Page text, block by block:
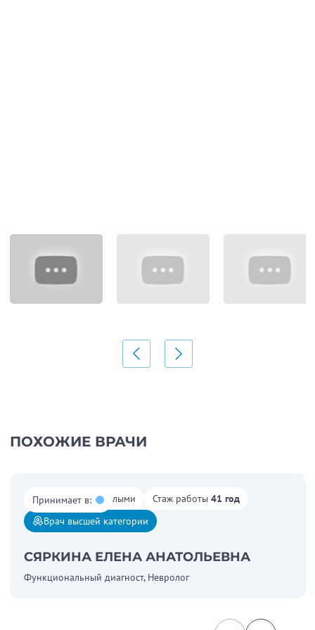
ПОХОЖИЕ ВРАЧИ
Принимает в:
Работает со взрослыми Стаж работы 41 год
Врач высшей категории
СЯРКИНА ЕЛЕНА АНАТОЛЬЕВНА
Функциональный диагност, Невролог